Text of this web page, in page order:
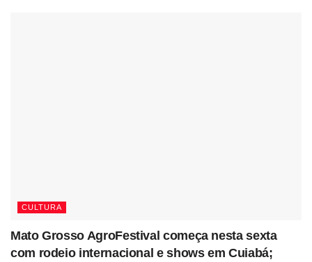
CULTURA
Mato Grosso AgroFestival começa nesta sexta
com rodeio internacional e shows em Cuiabá;